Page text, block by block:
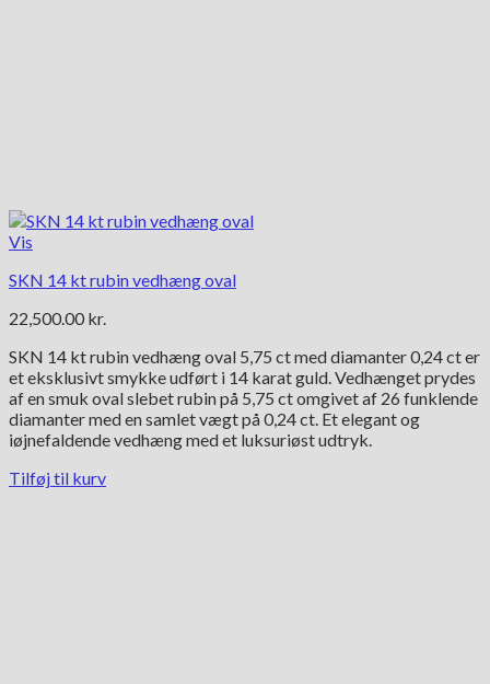
Vis
SKN 14 kt rubin vedhæng oval
22,500.00 kr.
SKN 14 kt rubin vedhæng oval 5,75 ct med diamanter 0,24 ct er
et eksklusivt smykke udført i 14 karat guld. Vedhænget prydes
af en smuk oval slebet rubin på 5,75 ct omgivet af 26 funklende
diamanter med en samlet vægt på 0,24 ct. Et elegant og
iøjnefaldende vedhæng med et luksuriøst udtryk.
Tilføj til kurv